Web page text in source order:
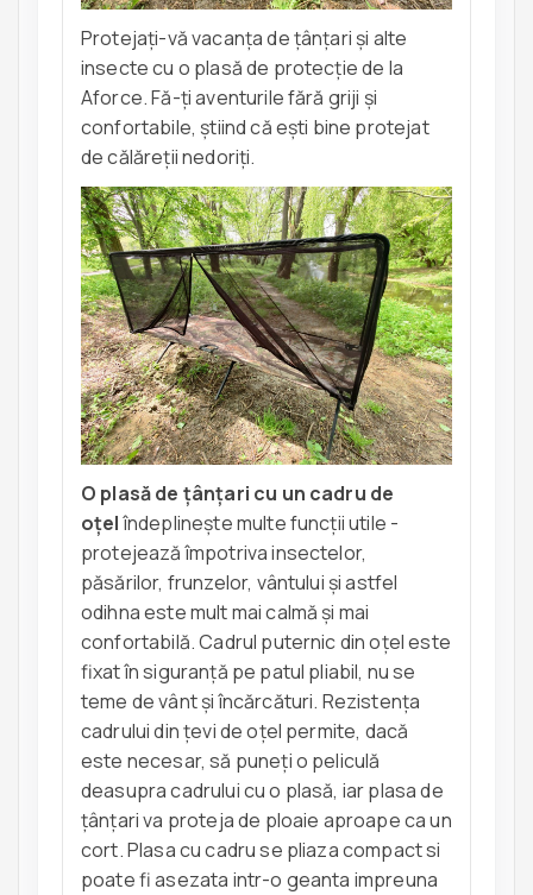
Protejați-vă vacanța de țânțari și alte
insecte cu o plasă de protecție de la
Aforce. Fă-ți aventurile fără griji și
confortabile, știind că ești bine protejat
de călăreții nedoriți.
O plasă de țânțari cu un cadru de
oțelîndeplinește multe funcții utile -
protejează împotriva insectelor,
păsărilor, frunzelor, vântului și astfel
odihna este mult mai calmă și mai
confortabilă. Cadrul puternic din oțel este
fixat în siguranță pe patul pliabil, nu se
teme de vânt și încărcături. Rezistența
cadrului din țevi de oțel permite, dacă
este necesar, să puneți o peliculă
deasupra cadrului cu o plasă, iar plasa de
țânțari va proteja de ploaie aproape ca un
cort. Plasa cu cadru se pliaza compact si
poate fi asezata intr-o geanta impreuna